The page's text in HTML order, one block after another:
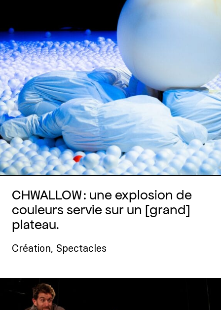
CHWALLOW : une explosion de
couleurs servie sur un [grand]
plateau.
Création, Spectacles